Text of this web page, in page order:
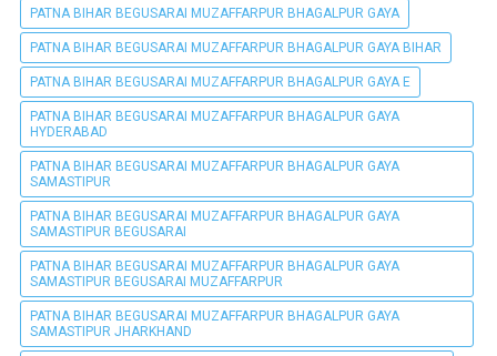
PATNA BIHAR BEGUSARAI MUZAFFARPUR BHAGALPUR GAYA
PATNA BIHAR BEGUSARAI MUZAFFARPUR BHAGALPUR GAYA BIHAR
PATNA BIHAR BEGUSARAI MUZAFFARPUR BHAGALPUR GAYA E
PATNA BIHAR BEGUSARAI MUZAFFARPUR BHAGALPUR GAYA
HYDERABAD
PATNA BIHAR BEGUSARAI MUZAFFARPUR BHAGALPUR GAYA
SAMASTIPUR
PATNA BIHAR BEGUSARAI MUZAFFARPUR BHAGALPUR GAYA
SAMASTIPUR BEGUSARAI
PATNA BIHAR BEGUSARAI MUZAFFARPUR BHAGALPUR GAYA
SAMASTIPUR BEGUSARAI MUZAFFARPUR
PATNA BIHAR BEGUSARAI MUZAFFARPUR BHAGALPUR GAYA
SAMASTIPUR JHARKHAND